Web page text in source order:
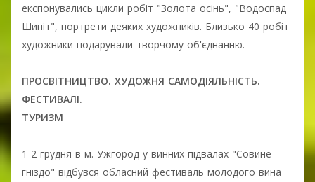
експонувались цикли робіт "Золота осінь", "Водоспад
Шипіт", портрети деяких художників. Близько 40 робіт
художники подарували творчому об'єднанню.
ПРОСВІТНИЦТВО. ХУДОЖНЯ САМОДІЯЛЬНІСТЬ.
ФЕСТИВАЛІ.
ТУРИЗМ
1-2 грудня в м. Ужгород у винних підвалах "Совине
гніздо" відбувся обласний фестиваль молодого вина